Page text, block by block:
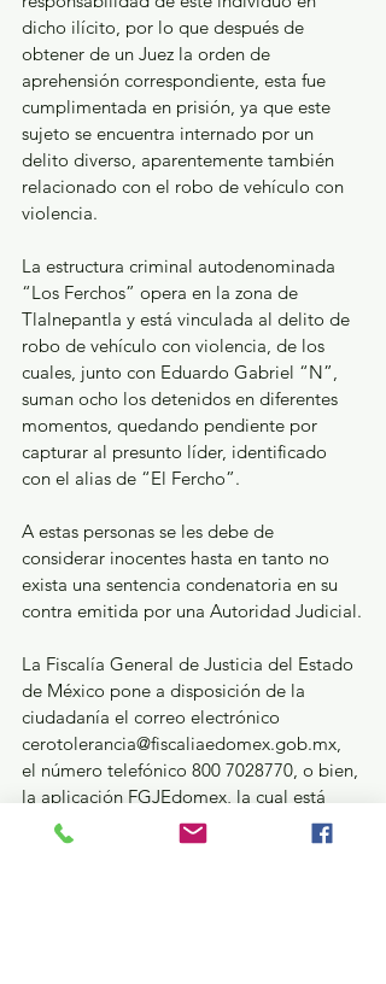
dicho ilícito, por lo que después de
obtener de un Juez la orden de
aprehensión correspondiente, esta fue
cumplimentada en prisión, ya que este
sujeto se encuentra internado por un
delito diverso, aparentemente también
relacionado con el robo de vehículo con
violencia.
La estructura criminal autodenominada
“Los Ferchos” opera en la zona de
Tlalnepantla y está vinculada al delito de
robo de vehículo con violencia, de los
cuales, junto con Eduardo Gabriel “N”,
suman ocho los detenidos en diferentes
momentos, quedando pendiente por
capturar al presunto líder, identificado
con el alias de “El Fercho”.
A estas personas se les debe de
considerar inocentes hasta en tanto no
exista una sentencia condenatoria en su
contra emitida por una Autoridad Judicial.
La Fiscalía General de Justicia del Estado
de México pone a disposición de la
ciudadanía el correo electrónico
cerotolerancia@fiscaliaedomex.gob.mx,
el número telefónico 800 7028770, o bien,
la aplicación FGJEdomex, la cual está
disponible de manera gratuita para los
teléfonos inteligentes de los sistemas iOS